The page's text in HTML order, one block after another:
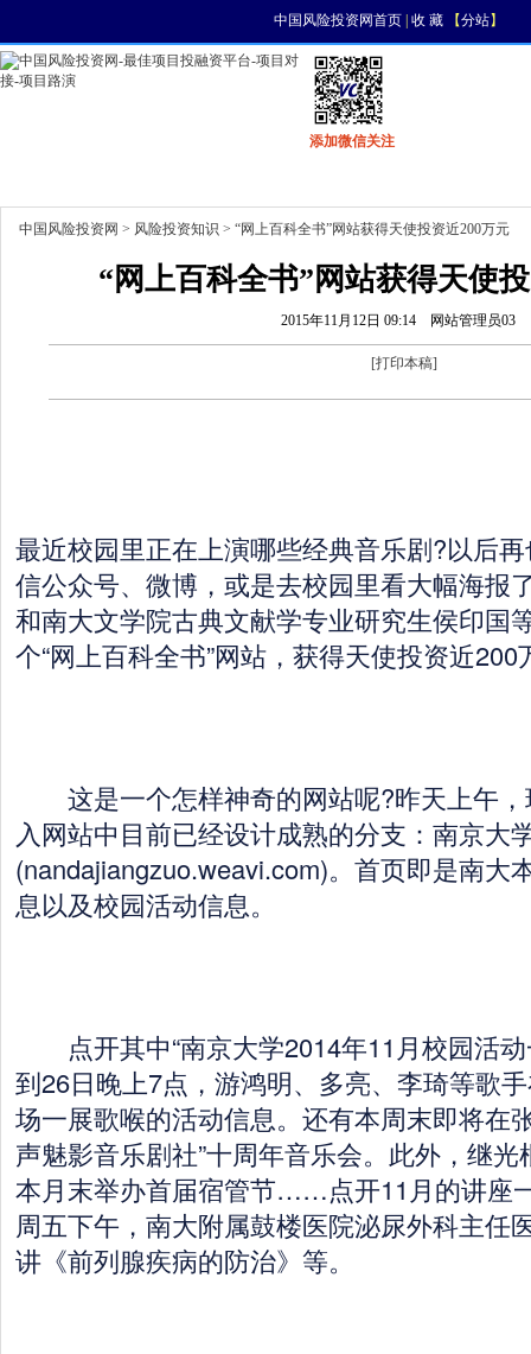
中国风险投资网首页| 收 藏【分站】
添加微信关注
中国风险投资网 > 风险投资知识 > “网上百科全书”网站获得天使投资近200万元
“网上百科全书”网站获得天使
2015年11月12日 09:14 网站管理员03
[打印本稿]
最近校园里正在上演哪些经典音乐剧?以后
信公众号、微博，或是去校园里看大幅海报
和南大文学院古典文献学专业研究生侯印国
个“网上百科全书”网站，获得天使投资近200
这是一个怎样神奇的网站呢?昨天上午，
入网站中目前已经设计成熟的分支：南京大
(nandajiangzuo.weavi.com)。首页即是南大
息以及校园活动信息。
点开其中“南京大学2014年11月校园活动
到26日晚上7点，游鸿明、多亮、李琦等歌
场一展歌喉的活动信息。还有本周末即将在
声魅影音乐剧社”十周年音乐会。此外，继
本月末举办首届宿管节……点开11月的讲座
周五下午，南大附属鼓楼医院泌尿外科主任
讲《前列腺疾病的防治》等。